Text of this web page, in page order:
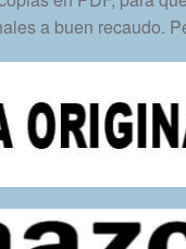
a buen recaudo.